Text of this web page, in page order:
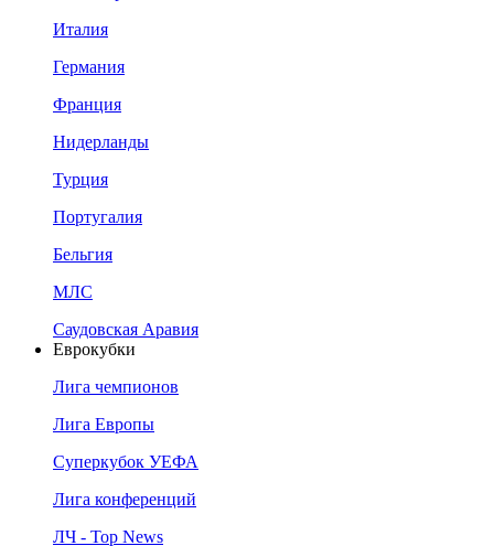
Италия
Германия
Франция
Нидерланды
Турция
Португалия
Бельгия
МЛС
Саудовская Аравия
Еврокубки
Лига чемпионов
Лига Европы
Суперкубок УЕФА
Лига конференций
ЛЧ - Top News